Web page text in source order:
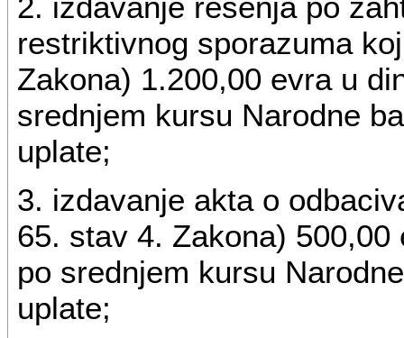
restriktivnog sporazuma
Zakona) 1.200,00 evra u
srednjem kursu Narodne
uplate;
3. izdavanje akta o
65. stav 4. Zakona)
po srednjem kursu
uplate;